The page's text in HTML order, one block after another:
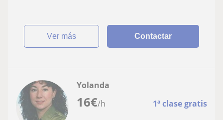
ver más Contactar
16€/h 1ª clase gratis
Yolanda